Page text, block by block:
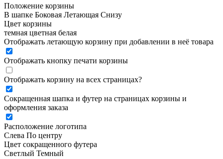
Положение корзины
В шапке Боковая Летающая Снизу
Цвет корзины
темная цветная белая
Отображать летающую корзину при добавлении в неё товара
Отображать кнопку печати корзины
Отображать корзину на всех страницах?
Сокращенная шапка и футер на страницах корзины и
оформления заказа
Расположение логотипа
Cлева По центру
Цвет сокращенного футера
Светлый Темный